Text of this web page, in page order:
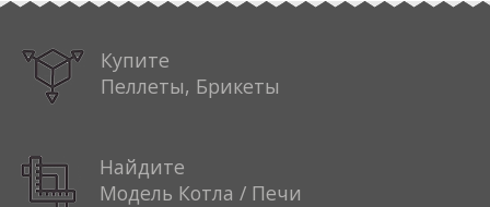
Купите
Пеллеты, Брикеты
Найдите
Модель Котла / Печи